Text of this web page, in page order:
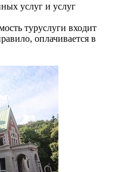
услуг и услуг
туруслуги входит
оплачивается в